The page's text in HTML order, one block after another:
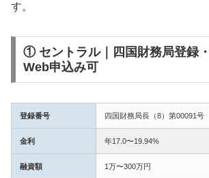
す。
① セントラル｜四国財務局登録
Web申込み可
登録番号 四国財務局長（8）第00091号
金利 年17.0〜19.94%
融資額 1万〜300万円